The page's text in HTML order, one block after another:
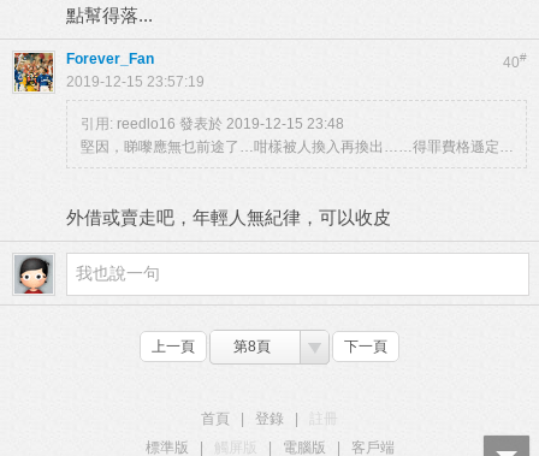
點幫得落...
40#
Forever_Fan
2019-12-15 23:57:19
引用: reedlo16 發表於 2019-12-15 23:48
堅因，睇嚟應無乜前途了…咁樣被人換入再換出……得罪費格遜定…
外借或賣走吧，年輕人無紀律，可以收皮
上一頁 第8頁 下一頁
首頁 登錄
標準版
觸屏版 電腦版 客戶端